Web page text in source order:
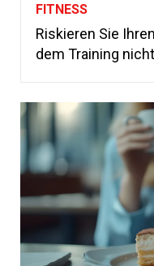
FITNESS
Riskieren Sie
dem Training